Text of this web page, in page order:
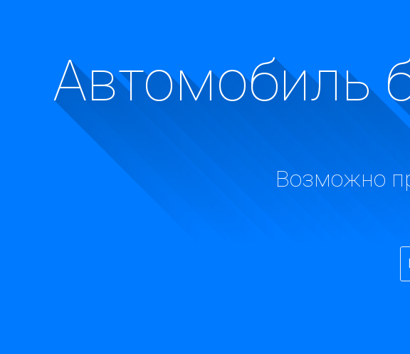
Автомобиль
Возможно